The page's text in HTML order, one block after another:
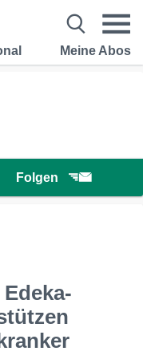
Meine Abos
Folgen